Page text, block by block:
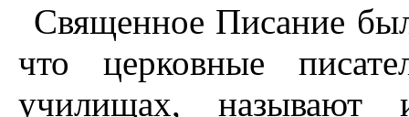
Священное Писание
что церковные
училищах, называют